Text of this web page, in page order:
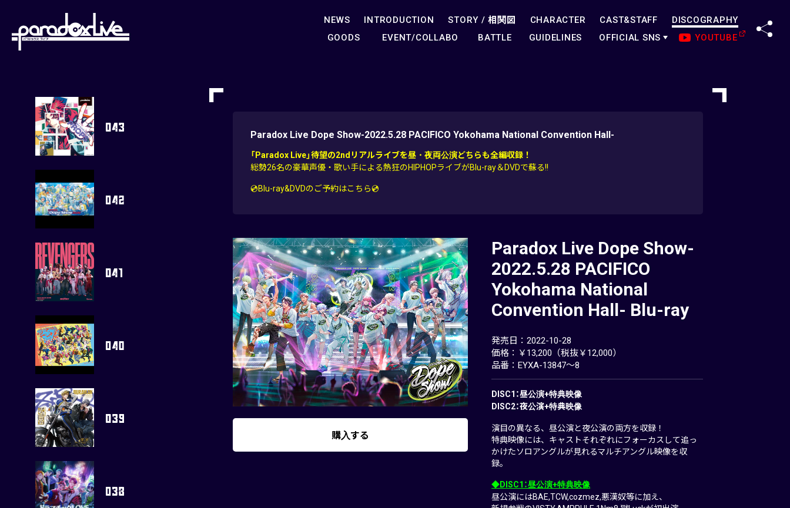
NEWS INTRODUCTION STORY /相関図 CHARACTER CAST&STAFF
DISCOGRAPHY
GOODS
EVENT/COLLABO BATTLE GUIDELINES OFFICIAL SNS YOUTUBE
Paradox Live Dope Show-2022.5.28 PACIFICO Yokohama National Convention Hall-
「Paradox Live」待望の2ndリアルライブを昼・夜両公演どちらも全編収録！
総勢26名の豪華声優・歌い手による熱狂のHIPHOPライブがBlu-ray＆DVDで蘇る!!
💿Blu-ray&DVDのご予約はこちら💿
購入する
Paradox Live Dope Show-
2022.5.28 PACIFICO
Yokohama National
Convention Hall- Blu-ray
発売日：2022-10-28
価格：￥13,200（税抜￥12,000）
品番：EYXA-13847～8
DISC1：昼公演+特典映像
DISC2：夜公演+特典映像
演目の異なる、昼公演と夜公演の両方を収録！
特典映像には、キャストそれぞれにフォーカスして追っ
かけたソロアングルが見れるマルチアングル映像を収
録。
◆DISC1：昼公演+特典映像
昼公演にはBAE,TCW,cozmez,悪漢奴等に加え、